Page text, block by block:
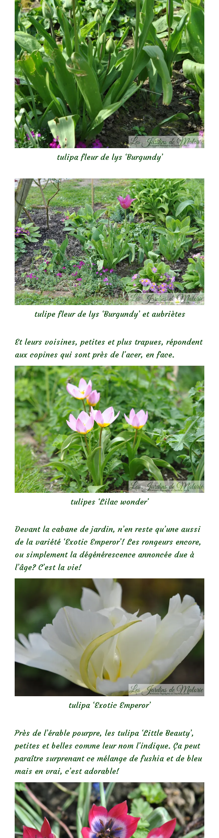
tulipa fleur de lys ‘Burgundy’
tulipe fleur de lys ‘Burgundy’ et aubriètes
Et leurs voisines, petites et plus trapues, répondent
aux copines qui sont près de l’acer, en face.
tulipes ‘Lilac wonder’
Devant la cabane de jardin, n’en reste qu’une aussi
de la variété ‘Exotic Emperor’! Les rongeurs encore,
ou simplement la dégénérescence annoncée due à
l’âge? C’est la vie!
tulipa ‘Exotic Emperor’
Près de l’érable pourpre, les tulipa ‘Little Beauty’,
petites et belles comme leur nom l’indique. Ça peut
paraître surprenant ce mélange de fushia et de bleu
mais en vrai, c’est adorable!